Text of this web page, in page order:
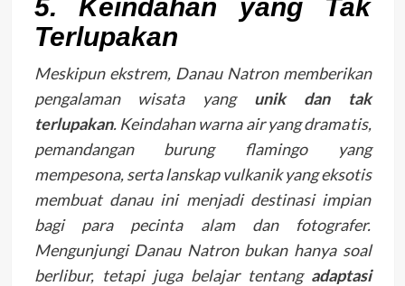
5. Keindahan yang Tak
Terlupakan
Meskipun ekstrem, Danau Natron memberikan
pengalaman wisata yang unik dan tak
terlupakan. Keindahan warna air yang dramatis,
pemandangan burung flamingo yang
mempesona, serta lanskap vulkanik yang eksotis
membuat danau ini menjadi destinasi impian
bagi para pecinta alam dan fotografer.
Mengunjungi Danau Natron bukan hanya soal
berlibur, tetapi juga belajar tentang adaptasi